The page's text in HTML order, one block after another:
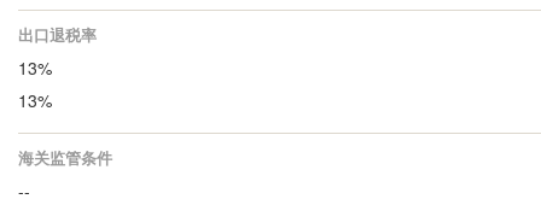
出口退税率
13%
13%
海关监管条件
--